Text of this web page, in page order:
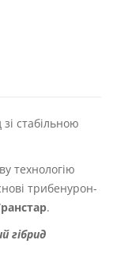
стабільною
технологію
трибенурон-
.
гібрид